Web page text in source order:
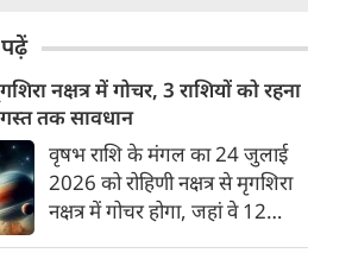
नक्षत्र में गोचर, 3 राशियों को रहना
तक सावधान
वृषभ राशि के मंगल का 24 जुलाई
2026 को रोहिणी नक्षत्र से मृगशिरा
नक्षत्र में गोचर होगा, जहां वे 12